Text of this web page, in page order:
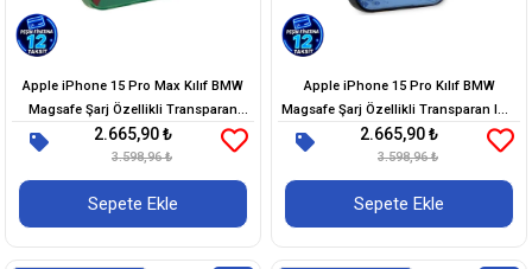
Apple iPhone 15 Pro Max Kılıf BMW
Magsafe Şarj Özellikli Transparan
Tricolor Stripes Orjinal Lisanslı Kapak
2.665,90 ₺
3.598,96 ₺
Sepete Ekle
Apple iPhone 15 Pro Kılıf BMW
Magsafe Şarj Özellikli Transparan IML
Signature Orjinal Lisanslı Kapak
2.665,90 ₺
3.598,96 ₺
Sepete Ekle